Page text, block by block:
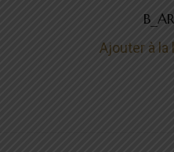
Ajouter à la